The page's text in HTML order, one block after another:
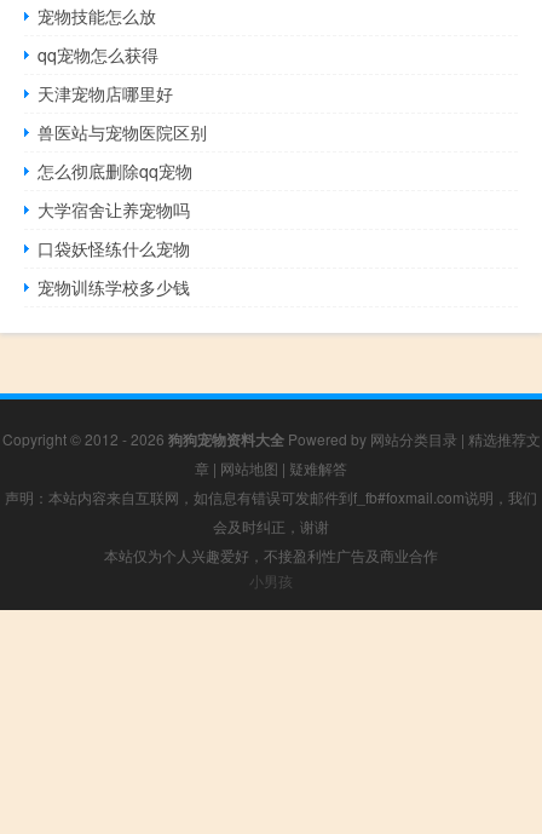
宠物技能怎么放
qq宠物怎么获得
天津宠物店哪里好
兽医站与宠物医院区别
怎么彻底删除qq宠物
大学宿舍让养宠物吗
口袋妖怪练什么宠物
宠物训练学校多少钱
Copyright © 2012 - 2026 狗狗宠物资料大全Powered by 网站分类目录 | 精选推荐文
章 | 网站地图 | 疑难解答
声明：本站内容来自互联网，如信息有错误可发邮件到f_fb#foxmail.com说明，我们
会及时纠正，谢谢
本站仅为个人兴趣爱好，不接盈利性广告及商业合作
小男孩